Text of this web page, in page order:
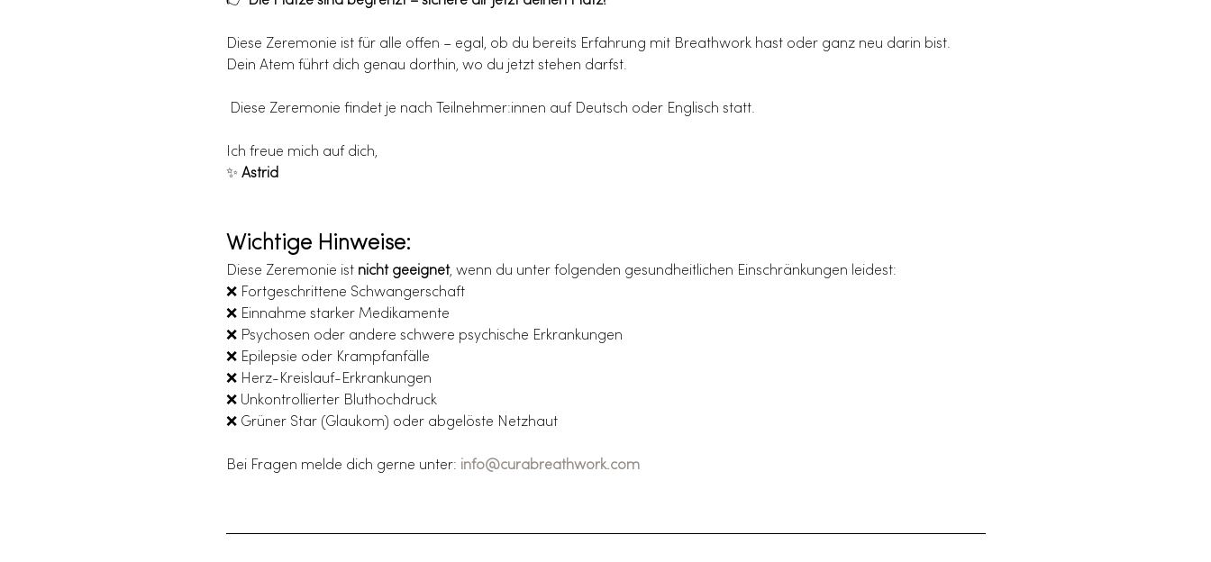
Diese Zeremonie ist für alle offen – egal, ob du bereits Erfahrung mit Breathwork hast oder ganz neu darin bist.
Dein Atem führt dich genau dorthin, wo du jetzt stehen darfst.
Diese Zeremonie findet je nach Teilnehmer:innen auf Deutsch oder Englisch statt.
Ich freue mich auf dich,
✨ Astrid
Wichtige Hinweise:
Diese Zeremonie ist nicht geeignet, wenn du unter folgenden gesundheitlichen Einschränkungen leidest:
❌ Fortgeschrittene Schwangerschaft
❌ Einnahme starker Medikamente
❌ Psychosen oder andere schwere psychische Erkrankungen
❌ Epilepsie oder Krampfanfälle
❌ Herz-Kreislauf-Erkrankungen
❌ Unkontrollierter Bluthochdruck
❌ Grüner Star (Glaukom) oder abgelöste Netzhaut
Bei Fragen melde dich gerne unter: info@curabreathwork.com